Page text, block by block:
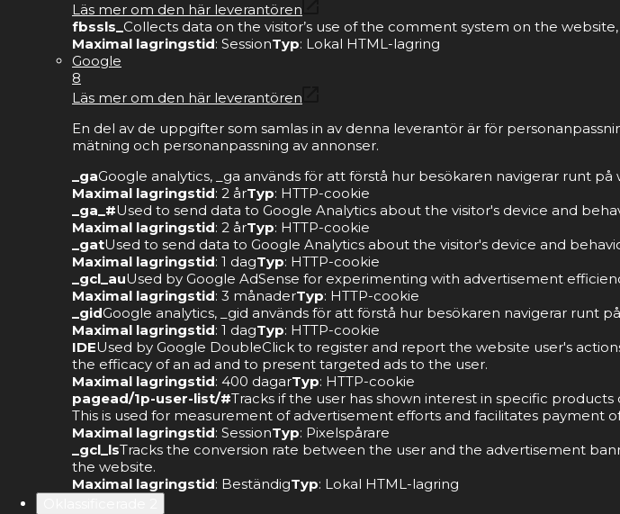
Läs mer om den här leverantören
fbssls_Collects data on the visitor’s use of the comment system on the
Maximal lagringstid: SessionTyp: Lokal HTML-lagring
Google
8
Läs mer om den här leverantören
En del av de uppgifter som samlas in av denna leverantör är för
mätning och personanpassning av annonser.
_gaGoogle analytics, _ga används för att förstå hur besökaren navigerar runt
Maximal lagringstid: 2 årTyp: HTTP-cookie
_ga_#Used to send data to Google Analytics about the visitor's device and
Maximal lagringstid: 2 årTyp: HTTP-cookie
_gatUsed to send data to Google Analytics about the visitor's device and
Maximal lagringstid: 1 dagTyp: HTTP-cookie
_gcl_auUsed by Google AdSense for experimenting with advertisement
Maximal lagringstid: 3 månaderTyp: HTTP-cookie
_gidGoogle analytics, _gid används för att förstå hur besökaren navigerar runt
Maximal lagringstid: 1 dagTyp: HTTP-cookie
IDEUsed by Google DoubleClick to register and report the website user's
the efficacy of an ad and to present targeted ads to the user.
Maximal lagringstid: 400 dagarTyp: HTTP-cookie
pagead/1p-user-list/#Tracks if the user has shown interest in specific
This is used for measurement of advertisement efforts and facilitates payment
Maximal lagringstid: SessionTyp: Pixelspårare
_gcl_lsTracks the conversion rate between the user and the advertisement
the website.
Maximal lagringstid: BeständigTyp: Lokal HTML-lagring